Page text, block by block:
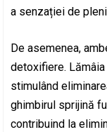
a senzației de
De asemenea,
detoxifiere.
stimulând
ghimbirul sprijină
contribuind la